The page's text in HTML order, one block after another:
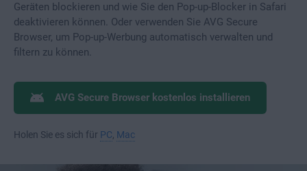
Geräten blockieren und wie Sie den Pop-up-Blocker in Safari
deaktivieren können. Oder verwenden Sie AVG Secure
Browser, um Pop-up-Werbung automatisch verwalten und
filtern zu können.
AVG Secure Browser kostenlos installieren
Holen Sie es sich für PC Mac